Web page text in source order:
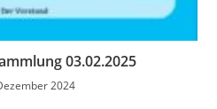
03.02.2025
2024